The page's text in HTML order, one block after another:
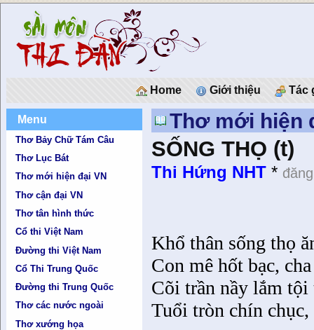
Home Giới thiệu Tác
Menu
Thơ Bảy Chữ Tám Câu
Thơ Lục Bát
Thơ mới hiện đại VN
Thơ cận đại VN
Thơ tân hình thức
Cổ thi Việt Nam
Đường thi Việt Nam
Cổ Thi Trung Quốc
Đường thi Trung Quốc
Thơ các nước ngoài
Thơ xướng họa
Thơ mới hiện
SỐNG THỌ (t)
Thi Hứng NHT *
Khổ thân sống thọ
Con mê hốt bạc,
Cõi trần nầy lắm
Tuổi tròn chín